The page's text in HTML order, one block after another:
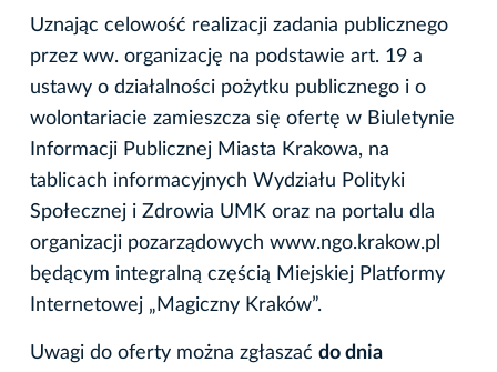
Uznając celowość realizacji zadania publicznego
przez ww. organizację na podstawie art. 19 a
ustawy o działalności pożytku publicznego i o
wolontariacie zamieszcza się ofertę w Biuletynie
Informacji Publicznej Miasta Krakowa, na
tablicach informacyjnych Wydziału Polityki
Społecznej i Zdrowia UMK oraz na portalu dla
organizacji pozarządowych www.ngo.krakow.pl
będącym integralną częścią Miejskiej Platformy
Internetowej „Magiczny Kraków”.
Uwagi do oferty można zgłaszać do dnia